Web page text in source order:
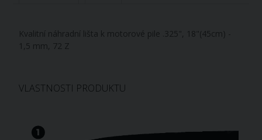
Kvalitní náhradní lišta k motorové pile .325", 18"(45cm) -
1,5 mm, 72 Z
VLASTNOSTI PRODUKTU